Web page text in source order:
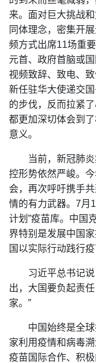
来。面对巨大挑战
同体理念，密集开
频方式出席11场重
元首、政府首脑或
视频致辞、致电、
新任驻华大使递交
的步伐，反而拉紧
都更加深切体会到
意义。
当前，新冠肺
控形势依然严峻。
会，再次呼吁携手
情的有力武器。7月
计划”疫苗库。中国
界特别是发展中国
国以实际行动践行疫
习近平总书记
出，大国要负起责
家。”
中国始终是全
家利用疫情和病毒
疫苗国际合作、积